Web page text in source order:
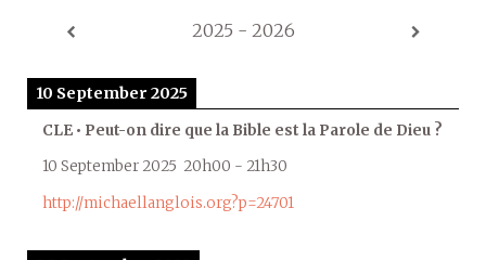
2025 - 2026
10 September 2025
CLE • Peut-on dire que la Bible est la Parole de Dieu ?
10 September 2025 20h00 - 21h30
http://michaellanglois.org?p=24701